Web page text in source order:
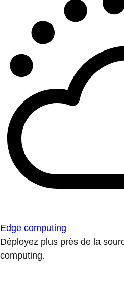
Edge computing
Déployez plus près de la
computing.